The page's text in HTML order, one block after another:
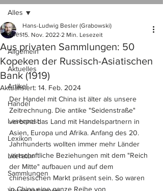
Alles
Allgemein
Aktuelles
Artikel
Handel
Leserpost
Lexikon
Literatur
Sammlungen
Alles
Aus privaten Sammlungen: 50
Kopeken der Russisch-Asiatischen
Bank (1919)
Hans-Ludwig Besler (Grabowski)
15. Nov. 2022 2 Min. Lesezeit
Aktualisiert: 14. Feb. 2024
Der Handel mit China ist älter als unsere
Zeitrechnung. Die antike "Seidenstraße"
verband das Land mit Handelspartnern in
Asien, Europa und Afrika. Anfang des 20.
Jahrhunderts wollten immer mehr Länder
wirtschaftliche Beziehungen mit dem "Reich
der Mitte" aufbauen und auf dem
chinesischen Markt präsent sein. So waren
in China eine ganze Reihe von